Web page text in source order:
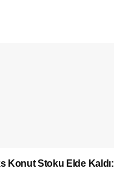
Konut Stoku Elde Kaldı: